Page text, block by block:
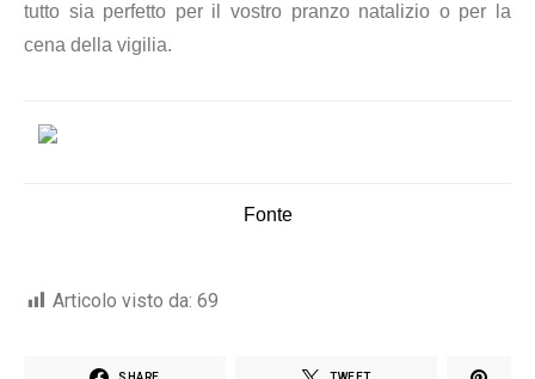
tutto sia perfetto per il vostro pranzo natalizio o per la
cena della vigilia.
Fonte
Articolo visto da: 69